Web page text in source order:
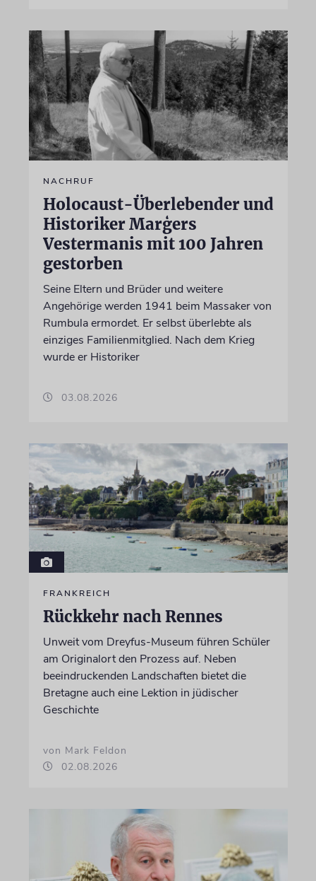
NACHRUF
Holocaust-Überlebender und
Historiker Marģers
Vestermanis mit 100 Jahren
gestorben
Seine Eltern und Brüder und weitere
Angehörige werden 1941 beim Massaker von
Rumbula ermordet. Er selbst überlebte als
einziges Familienmitglied. Nach dem Krieg
wurde er Historiker
03.08.2026
FRANKREICH
Rückkehr nach Rennes
Unweit vom Dreyfus-Museum führen Schüler
am Originalort den Prozess auf. Neben
beeindruckenden Landschaften bietet die
Bretagne auch eine Lektion in jüdischer
Geschichte
von Mark Feldon
02.08.2026